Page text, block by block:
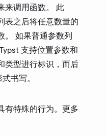
来调用函数。 此
表之后将任意数量的
。 如果普通参数列
支持位置参数和
类型进行标识，而后
书写。
有特殊的行为。更多